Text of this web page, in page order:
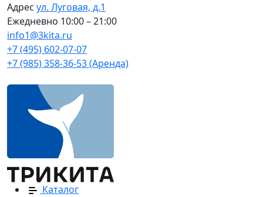
Адрес ул. Луговая, д.1
Ежедневно 10:00 – 21:00
info1@3kita.ru
+7 (495) 602-07-07
+7 (985) 358-36-53 (Аренда)
Каталог